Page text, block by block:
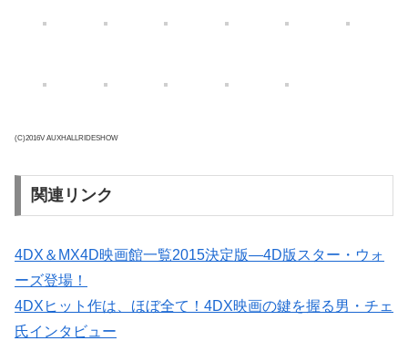
(C)2016V AUXHALLRIDESHOW
関連リンク
4DX＆MX4D映画館一覧2015決定版―4D版スター・ウォ
ーズ登場！
4DXヒット作は、ほぼ全て！4DX映画の鍵を握る男・チェ
氏インタビュー